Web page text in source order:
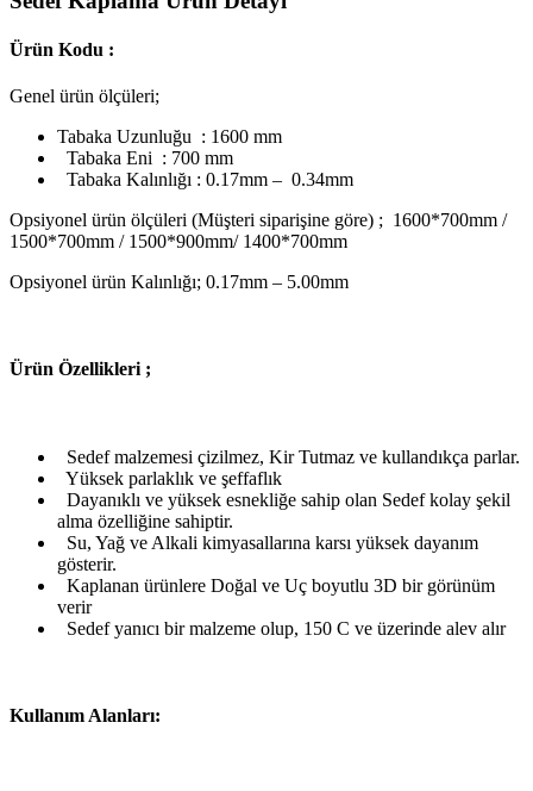
Ürün Kodu :
Genel ürün ölçüleri;
Tabaka Uzunluğu : 1600 mm
Tabaka Eni : 700 mm
Tabaka Kalınlığı : 0.17mm – 0.34mm
Opsiyonel ürün ölçüleri (Müşteri siparişine göre) ; 1600*700mm /
1500*700mm / 1500*900mm/ 1400*700mm
Opsiyonel ürün Kalınlığı; 0.17mm – 5.00mm
Ürün Özellikleri ;
Sedef malzemesi çizilmez, Kir Tutmaz ve kullandıkça parlar.
Yüksek parlaklık ve şeffaflık
Dayanıklı ve yüksek esnekliğe sahip olan Sedef kolay şekil
alma özelliğine sahiptir.
Su, Yağ ve Alkali kimyasallarına karsı yüksek dayanım
gösterir.
Kaplanan ürünlere Doğal ve Uç boyutlu 3D bir görünüm
verir
Sedef yanıcı bir malzeme olup, 150 C ve üzerinde alev alır
Kullanım Alanları: